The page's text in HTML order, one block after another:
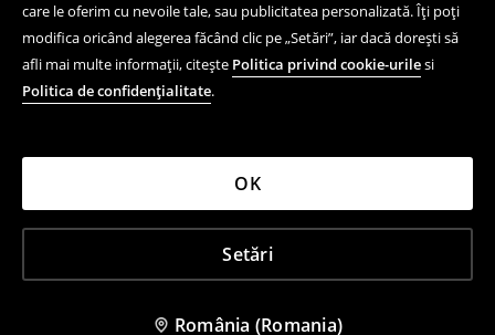
care le oferim cu nevoile tale, sau publicitatea personalizată. Îți poți
modifica oricând alegerea făcând clic pe „Setări”, iar dacă dorești să
afli mai multe informații, citește Politica privind cookie-urilesi
Politica de confidențialitate.
Setări
OK
România (Romania)
Aplicație mobilă
LPP ROMANIA FASHION S.R.L., având sediul în București,
Calea Griviței, nr. 84-98 și 100-102, The Mark Tower, Etaj
5, Sector 1, Cod Postal: 010735, înmatriculată la Registrul
Comerțului din București sub nr. J2007017329409 având
CUI: RO22418650 (numită în cele ce urmează și LPP RO)
Toate drepturile rezervate